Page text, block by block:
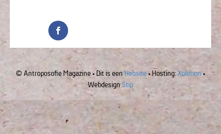
© Antroposofie Magazine • Dit is eenHebsite • Hosting:Xolution •
WebdesignStip